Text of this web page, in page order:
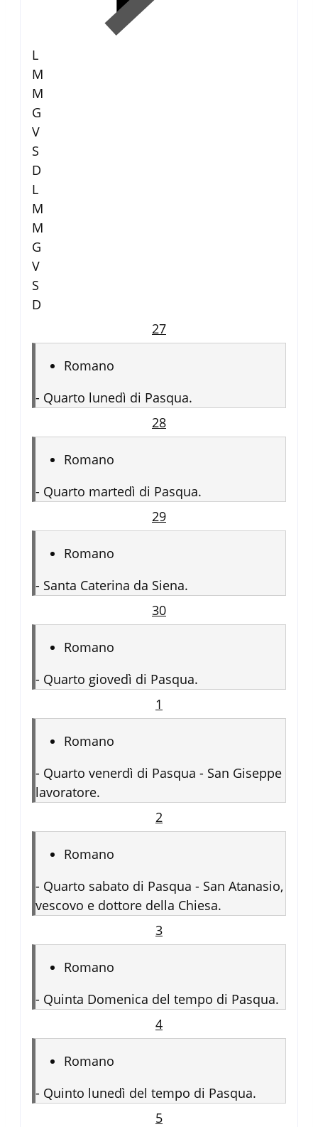
L
M
M
G
V
S
D
L
M
M
G
V
S
D
27
Romano
- Quarto lunedì di Pasqua.
28
Romano
- Quarto martedì di Pasqua.
29
Romano
- Santa Caterina da Siena.
30
Romano
- Quarto giovedì di Pasqua.
1
Romano
- Quarto venerdì di Pasqua - San Giseppe
lavoratore.
2
Romano
- Quarto sabato di Pasqua - San Atanasio,
vescovo e dottore della Chiesa.
3
Romano
- Quinta Domenica del tempo di Pasqua.
4
Romano
- Quinto lunedì del tempo di Pasqua.
5